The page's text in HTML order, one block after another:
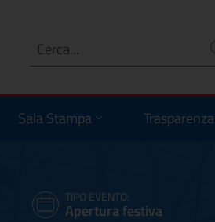
Ricerca
Sala Stampa Trasparenza
TIPO EVENTO:
Apertura festiva